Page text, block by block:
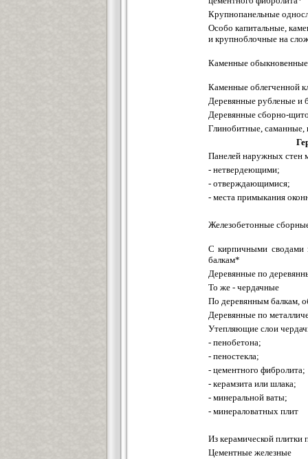
Крупнопанельные
Особо капитальные,
и крупноблочные на
Каменные
Каменные облегченной
Деревянные рубленые и
Деревянные сборно-
Глинобитные,
Панелей наружных стен
- нетвердеющими;
- отверждающимися;
- места примыкания
Железобетонные
С кирпичными сводами
балкам*
Деревянные по
То же - чердачные
По деревянным балкам,
Деревянные по
Утепляющие слои
- пенобетона;
- пеностекла;
- цементного фибролита;
- керамзита или шлака;
- минеральной ваты;
- минераловатных плит
Из керамической
Цементные железные